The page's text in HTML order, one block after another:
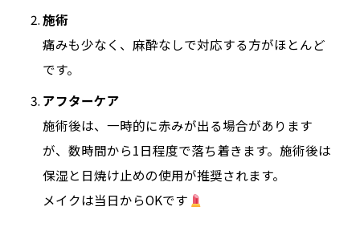
施術
痛みも少なく、麻酔なしで対応する方がほとんど
です。
アフターケア
施術後は、一時的に赤みが出る場合があります
が、数時間から1日程度で落ち着きます。施術後は
保湿と日焼け止めの使用が推奨されます。
メイクは当日からOKです